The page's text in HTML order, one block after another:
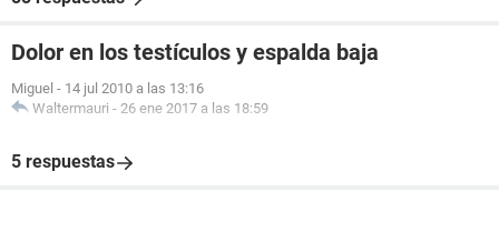
Dolor en los testículos y espalda baja
Miguel - 14 jul 2010 a las 13:16
Waltermauri - 26 ene 2017 a las 18:59
5 respuestas